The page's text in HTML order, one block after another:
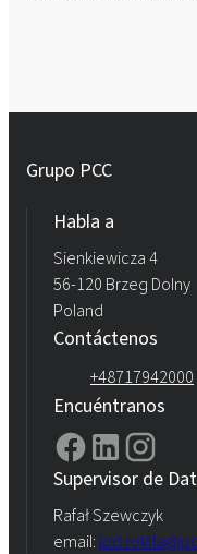
Grupo PCC
Habla a
Sienkiewicza 4
56-120 Brzeg Dolny
Poland
Contáctenos
+48717942000
Encuéntranos
Supervisor de
Rafał Szewczyk
email: